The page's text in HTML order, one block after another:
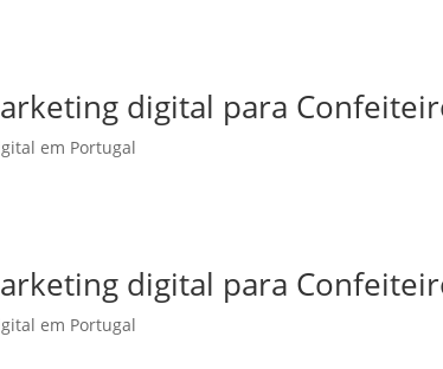
digital para
em Portugal
digital para
em Portugal